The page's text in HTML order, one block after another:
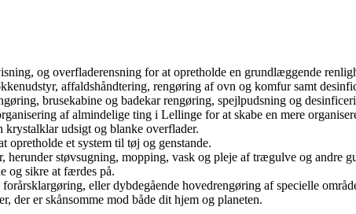
og overfladerensning for at opretholde en grundlæggende
affaldshåndtering, rengøring af ovn og komfur samt
brusekabine og badekar rengøring, spejlpudsning og
af almindelige ting i Lellinge for at skabe en mere
udsigt og blanke overflader.
et system til tøj og genstande.
støvsugning, mopping, vask og pleje af trægulve og andre
og sikre at færdes på.
eller dybdegående hovedrengøring af specielle
der er skånsomme mod både dit hjem og planeten.